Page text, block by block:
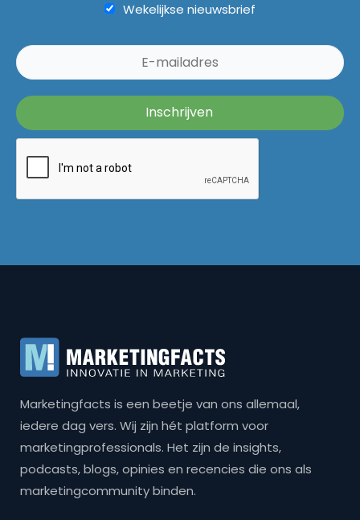
Wekelijkse nieuwsbrief
Marketingfacts is een beetje van ons allemaal,
iedere dag vers. Wij zijn hét platform voor
marketingprofessionals. Het zijn de insights,
podcasts, blogs, opinies en recencies die ons als
marketingcommunity binden.